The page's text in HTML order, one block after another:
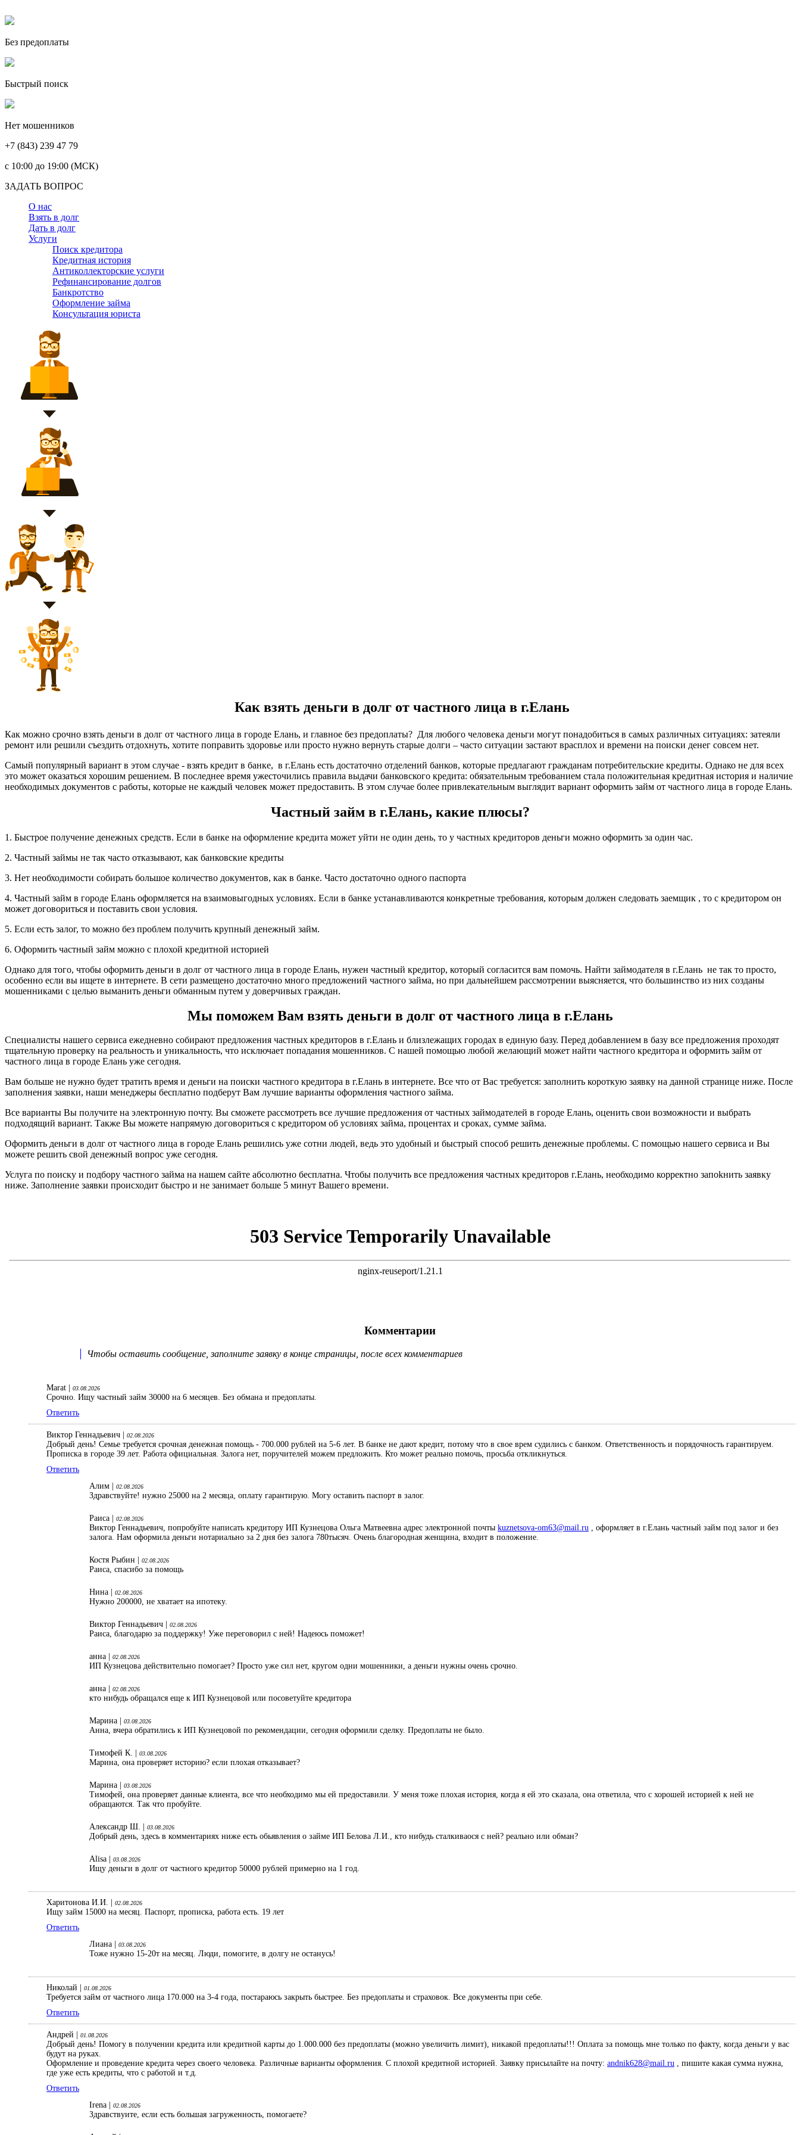
Без предоплаты
Быстрый поиск
Нет мошенников
+7 (843) 239 47 79
c 10:00 до 19:00 (МСК)
ЗАДАТЬ ВОПРОС
О нас
Взять в долг
Дать в долг
Услуги
Поиск кредитора
Кредитная история
Антиколлекторские услуги
Рефинансирование долгов
Банкротство
Оформление займа
Консультация юриста
Как взять деньги в долг от частного лица в г.Елань
Как можно срочно взять деньги в долг от частного лица в городе Елань, и главное без предоплаты? Для любого человека деньги могут понадобиться в самых различных ситуациях: затеяли
ремонт или решили съездить отдохнуть, хотите поправить здоровье или просто нужно вернуть старые долги – часто ситуации застают врасплох и времени на поиски денег совсем нет.
Самый популярный вариант в этом случае - взять кредит в банке, в г.Елань есть достаточно отделений банков, которые предлагают гражданам потребительские кредиты. Однако не для всех
это может оказаться хорошим решением. В последнее время ужесточились правила выдачи банковского кредита: обязательным требованием стала положительная кредитная история и наличие
необходимых документов с работы, которые не каждый человек может предоставить. В этом случае более привлекательным выглядит вариант оформить займ от частного лица в городе Елань.
Частный займ в г.Елань, какие плюсы?
1. Быстрое получение денежных средств. Если в банке на оформление кредита может уйти не один день, то у частных кредиторов деньги можно оформить за один час.
2. Частный займы не так часто отказывают, как банковские кредиты
3. Нет необходимости собирать большое количество документов, как в банке. Часто достаточно одного паспорта
4. Частный займ в городе Елань оформляется на взаимовыгодных условиях. Если в банке устанавливаются конкретные требования, которым должен следовать заемщик , то с кредитором он
может договориться и поставить свои условия.
5. Если есть залог, то можно без проблем получить крупный денежный займ.
6. Оформить частный займ можно с плохой кредитной историей
Однако для того, чтобы оформить деньги в долг от частного лица в городе Елань, нужен частный кредитор, который согласится вам помочь. Найти займодателя в г.Елань не так то просто,
особенно если вы ищете в интернете. В сети размещено достаточно много предложений частного займа, но при дальнейшем рассмотрении выясняется, что большинство из них созданы
мошенниками с целью выманить деньги обманным путем у доверчивых граждан.
Мы поможем Вам взять деньги в долг от частного лица в г.Елань
Специалисты нашего сервиса ежедневно собирают предложения частных кредиторов в г.Елань и близлежащих городах в единую базу. Перед добавлением в базу все предложения проходят
тщательную проверку на реальность и уникальность, что исключает попадания мошенников. С нашей помощью любой желающий может найти частного кредитора и оформить займ от
частного лица в городе Елань уже сегодня.
Вам больше не нужно будет тратить время и деньги на поиски частного кредитора в г.Елань в интернете. Все что от Вас требуется: заполнить короткую заявку на данной странице ниже. После
заполнения заявки, наши менеджеры бесплатно подберут Вам лучшие варианты оформления частного займа.
Все варианты Вы получите на электронную почту. Вы сможете рассмотреть все лучшие предложения от частных займодателей в городе Елань, оценить свои возможности и выбрать
подходящий вариант. Также Вы можете напрямую договориться с кредитором об условиях займа, процентах и сроках, сумме займа.
Оформить деньги в долг от частного лица в городе Елань решились уже сотни людей, ведь это удобный и быстрый способ решить денежные проблемы. С помощью нашего сервиса и Вы
можете решить свой денежный вопрос уже сегодня.
Услуга по поиску и подбору частного займа на нашем сайте абсолютно бесплатна. Чтобы получить все предложения частных кредиторов г.Елань, необходимо корректно запоkнить заявку
ниже. Заполнение заявки происходит быстро и не занимает больше 5 минут Вашего времени.
Комментарии
Чтобы оставить сообщение, заполните заявку в конце страницы, после всех комментариев
Marat | 03.08.2026
Срочно. Ищу частный займ 30000 на 6 месяцев. Без обмана и предоплаты.
Ответить
Виктор Геннадьевич | 02.08.2026
Добрый день! Семье требуется срочная денежная помощь - 700.000 рублей на 5-6 лет. В банке не дают кредит, потому что в свое врем судились с банком. Ответственность и порядочность гарантируем.
Прописка в городе 39 лет. Работа официальная. Залога нет, поручителей можем предложить. Кто может реально помочь, просьба откликнуться.
Ответить
Алим |
02.08.2026
Здравствуйте! нужно 25000 на 2 месяца, оплату гарантирую. Могу оставить паспорт в залог.
Раиса | 02.08.2026
Виктор Геннадьевич, попробуйте написать кредитору ИП Кузнецова Ольга Матвеевна адрес электронной почты kuznetsova-om63@mail.ru , оформляет в г.Елань частный займ под залог и без
залога. Нам оформила деньги нотариально за 2 дня без залога 780тысяч. Очень благородная женщина, входит в положение.
Костя Рыбин | 02.08.2026
Раиса, спасибо за помощь
Нина | 02.08.2026
Нужно 200000, не хватает на ипотеку.
Виктор Геннадьевич | 02.08.2026
Раиса, благодарю за поддержку! Уже переговорил с ней! Надеюсь поможет!
анна | 02.08.2026
ИП Кузнецова действительно помогает? Просто уже сил нет, кругом одни мошенники, а деньги нужны очень срочно.
анна | 02.08.2026
кто нибудь обращался еще к ИП Кузнецовой или посоветуйте кредитора
Марина | 03.08.2026
Анна, вчера обратились к ИП Кузнецовой по рекомендации, сегодня оформили сделку. Предоплаты не было.
Тимофей К. | 03.08.2026
Марина, она проверяет историю? если плохая отказывает?
Марина | 03.08.2026
Тимофей, она проверяет данные клиента, все что необходимо мы ей предоставили. У меня тоже плохая история, когда я ей это сказала, она ответила, что с хорошей историей к ней не
обращаются. Так что пробуйте.
Александр Ш. | 03.08.2026
Добрый день, здесь в комментариях ниже есть обьявления о займе ИП Белова Л.И., кто нибудь сталкиваося с ней? реально или обман?
Alisa | 03.08.2026
Ищу деньги в долг от частного кредитор 50000 рублей примерно на 1 год.
Харитонова И.И. | 02.08.2026
Ищу займ 15000 на месяц. Паспорт, прописка, работа есть. 19 лет
Ответить
Лиана |
03.08.2026
Тоже нужно 15-20т на месяц. Люди, помогите, в долгу не останусь!
Николай | 01.08.2026
Требуется займ от частного лица 170.000 на 3-4 года, постараюсь закрыть быстрее. Без предоплаты и страховок. Все документы при себе.
Ответить
Андрей | 01.08.2026
Добрый день! Помогу в получении кредита или кредитной карты до 1.000.000 без предоплаты (можно увеличить лимит), никакой предоплаты!!! Оплата за помощь мне только по факту, когда деньги у вас
будут на руках.
Оформление и проведение кредита через своего человека. Различные варианты оформления. С плохой кредитной историей. Заявку присылайте на почту: andnik628@mail.ru , пишите какая сумма нужна,
где уже есть кредиты, что с работой и т.д.
Ответить
Irena |
02.08.2026
Здравствуите, если есть большая загруженность, помогаете?